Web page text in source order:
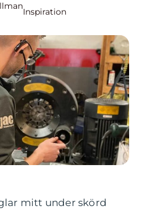
Inspiration
mitt under skörd